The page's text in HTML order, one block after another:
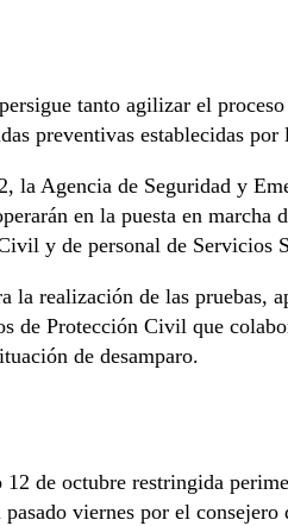
tanto agilizar el
preventivas establecidas por
Agencia de Seguridad y
en la puesta en
y de personal de Servicios
la realización de las
de Protección Civil que
de desamparo.
de octubre restringida
viernes por el